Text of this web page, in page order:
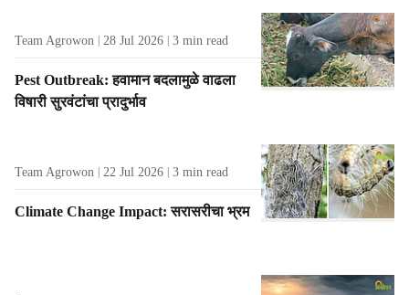
Team Agrowon 28 Jul 2026 3 min read
Pest Outbreak: हवामान बदलामुळे वाढला
विषारी सुरवंटांचा प्रादुर्भाव
Team Agrowon 22 Jul 2026 3 min read
Climate Change Impact: सरासरीचा भ्रम